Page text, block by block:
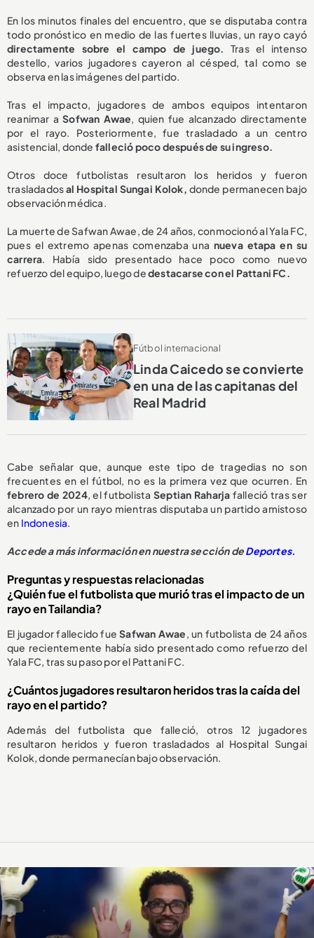
En los minutos finales del encuentro, que se disputaba contra
todo pronóstico en medio de las fuertes lluvias, un rayo cayó
directamente sobre el campo de juego.
Tras el intenso
destello, varios jugadores cayeron al césped, tal como se
observa en las imágenes del partido.
Tras el impacto, jugadores de ambos equipos intentaron
reanimar aSofwan Awae , quien fue alcanzado directamente
por el rayo. Posteriormente, fue trasladado a un centro
asistencial, donde falleció poco después de su ingreso.
Otros doce futbolistas resultaron los heridos y fueron
trasladadosal Hospital Sungai Kolok, donde permanecen bajo
observación médica.
La muerte de Safwan Awae, de 24 años, conmocionó al Yala FC,
pues el extremo apenas comenzaba una nueva etapa en su
carrera . Había sido presentado hace poco como nuevo
refuerzo del equipo, luego dedestacarse con el Pattani FC.
Fútbol internacional
Linda Caicedo se convierte
en una de las capitanas del
Real Madrid
Cabe señalar que, aunque este tipo de tragedias no son
frecuentes en el fútbol, no es la primera vez que ocurren. En
febrero de 2024, el futbolista Septian Raharja falleció tras ser
alcanzado por un rayo mientras disputaba un partido amistoso
en Indonesia.
Accede a más información en nuestra sección deDeportes.
Preguntas y respuestas relacionadas
¿Quién fue el futbolista que murió tras el impacto de un
rayo en Tailandia?
El jugador fallecido fueSafwan Awae, un futbolista de 24 años
que recientemente había sido presentado como refuerzo del
Yala FC, tras su paso por el Pattani FC.
¿Cuántos jugadores resultaron heridos tras la caída del
rayo en el partido?
Además del futbolista que falleció, otros 12 jugadores
resultaron heridos y fueron trasladados al Hospital Sungai
Kolok, donde permanecían bajo observación.